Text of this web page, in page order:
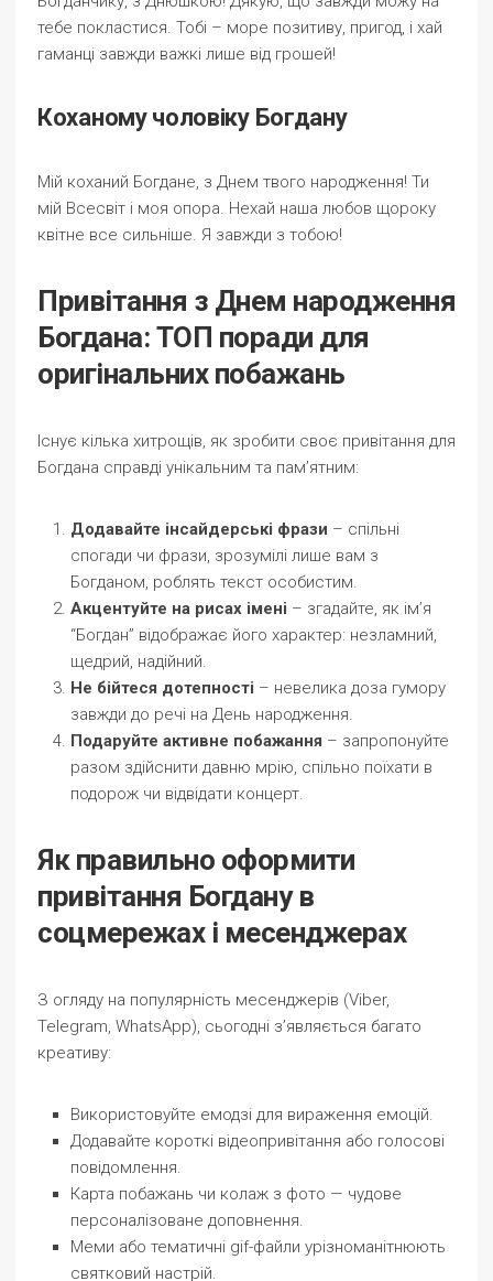
тебе покластися. Тобі – море позитиву, пригод, і хай
гаманці завжди важкі лише від грошей!
Коханому чоловіку Богдану
Мій коханий Богдане, з Днем твого народження! Ти
мій Всесвіт і моя опора. Нехай наша любов щороку
квітне все сильніше. Я завжди з тобою!
Привітання з Днем народження
Богдана: ТОП поради для
оригінальних побажань
Існує кілька хитрощів, як зробити своє привітання для
Богдана справді унікальним та пам’ятним:
Додавайте інсайдерські фрази – спільні
спогади чи фрази, зрозумілі лише вам з
Богданом, роблять текст особистим.
Акцентуйте на рисах імені – згадайте, як ім’я
“Богдан” відображає його характер: незламний,
щедрий, надійний.
Не бійтеся дотепності – невелика доза гумору
завжди до речі на День народження.
Подаруйте активне побажання – запропонуйте
разом здійснити давню мрію, спільно поїхати в
подорож чи відвідати концерт.
Як правильно оформити
привітання Богдану в
соцмережах і месенджерах
З огляду на популярність месенджерів (Viber,
Telegram, WhatsApp), сьогодні з’являється багато
креативу:
Використовуйте емодзі для вираження емоцій.
Додавайте короткі відеопривітання або голосові
повідомлення.
Карта побажань чи колаж з фото — чудове
персоналізоване доповнення.
Меми або тематичні gif-файли урізноманітнюють
святковий настрій.